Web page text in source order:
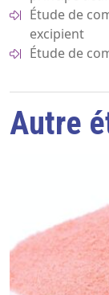
Étude de
excipient
Étude de
Autre